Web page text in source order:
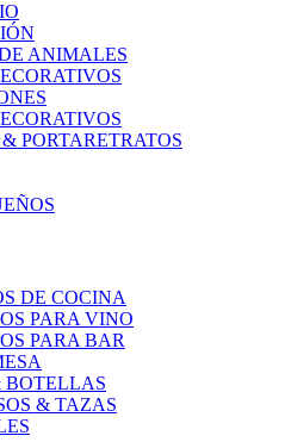
ANIMALES
PORTARETRATOS
DE COCINA
PARA VINO
PARA BAR
BOTELLAS
& TAZAS